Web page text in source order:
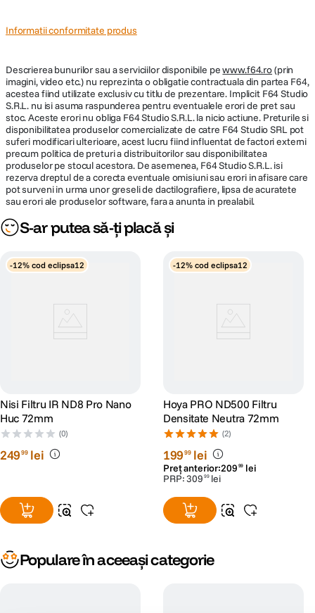
Informatii conformitate produs
Descrierea bunurilor sau a serviciilor disponibile pewww.f64.ro(prin
imagini, video etc.) nu reprezinta o obligatie contractuala din partea F64,
acestea fiind utilizate exclusiv cu titlu de prezentare. Implicit F64 Studio
S.R.L. nu isi asuma raspunderea pentru eventualele erori de pret sau
stoc. Aceste erori nu obliga F64 Studio S.R.L. la nicio actiune. Preturile si
disponibilitatea produselor comercializate de catre F64 Studio SRL pot
suferi modificari ulterioare, acest lucru fiind influentat de factori externi
precum politica de preturi a distribuitorilor sau disponibilitatea
produselor pe stocul acestora. De asemenea, F64 Studio S.R.L. isi
rezerva dreptul de a corecta eventuale omisiuni sau erori in afisare care
pot surveni in urma unor greseli de dactilografiere, lipsa de acuratete
sau erori ale produselor software, fara a anunta in prealabil.
S-ar putea să-ți placă și
-12% cod eclipsa12
Nisi Filtru IR ND8 Pro Nano
Huc 72mm
(0)
24999 lei
-12% cod eclipsa12
Hoya PRO ND500 Filtru
Densitate Neutra 72mm
(2)
19999 lei
Preț anterior:209 99 lei
PRP:309 99 lei
Populare în aceeași categorie